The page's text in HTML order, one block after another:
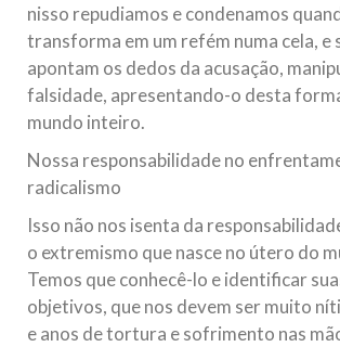
nisso repudiamos e condenamos
transforma em um refém numa cela, e
apontam os dedos da acusação,
falsidade, apresentando-o desta
mundo inteiro.
Nossa responsabilidade no
radicalismo
Isso não nos isenta da
o extremismo que nasce no útero do
Temos que conhecê-lo e identificar
objetivos, que nos devem ser muito
e anos de tortura e sofrimento nas